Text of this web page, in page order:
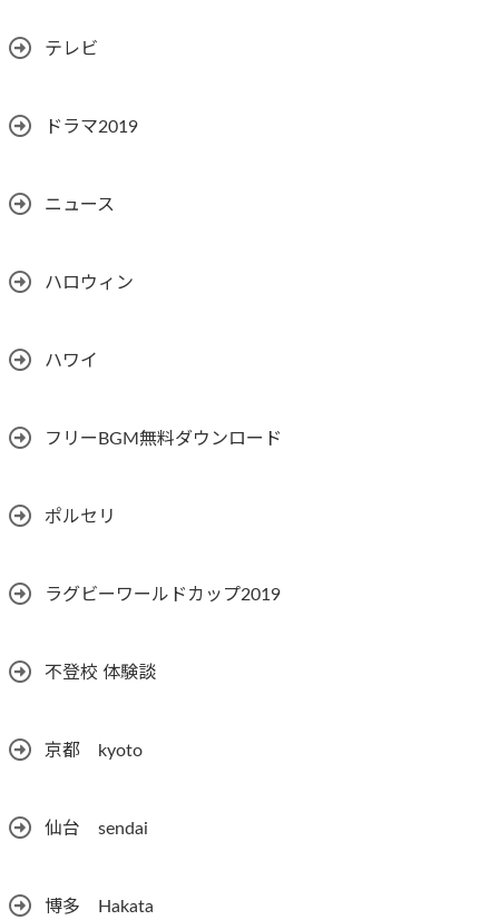
テレビ
ドラマ2019
ニュース
ハロウィン
ハワイ
フリーBGM無料ダウンロード
ポルセリ
ラグビーワールドカップ2019
不登校 体験談
京都 kyoto
仙台 sendai
博多 Hakata